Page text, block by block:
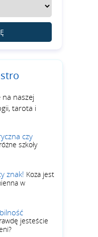
naszej
tarota i
czy
szkoły
znak! Koza jest
w
jesteście